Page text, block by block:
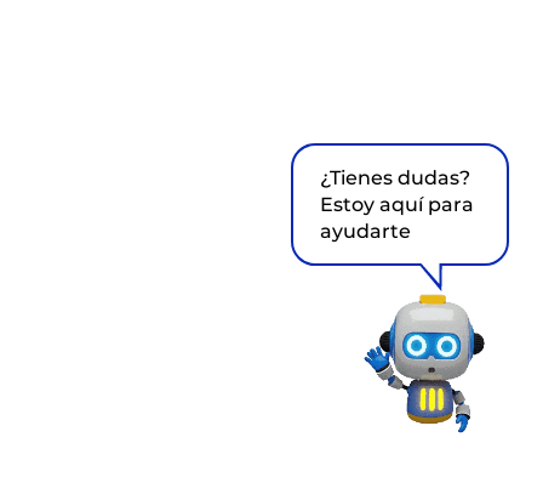
¿Tienes dudas?
Estoy aquí para
ayudarte